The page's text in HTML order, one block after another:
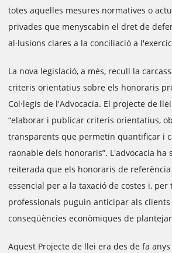
totes aquelles mesures normatives o
privades que menyscabin el dret de
al·lusions clares a la conciliació a
La nova legislació, a més, recull la
criteris orientatius sobre els honoraris
Col·legis de l'Advocacia. El projecte de
“elaborar i publicar criteris orientatius,
transparents que permetin quantificar i
raonable dels honoraris”. L'advocacia ha
reiterada que els honoraris de
essencial per a la taxació de costes i, per
professionals puguin anticipar als clients
conseqüències econòmiques de
Aquest Projecte de llei era des de fa